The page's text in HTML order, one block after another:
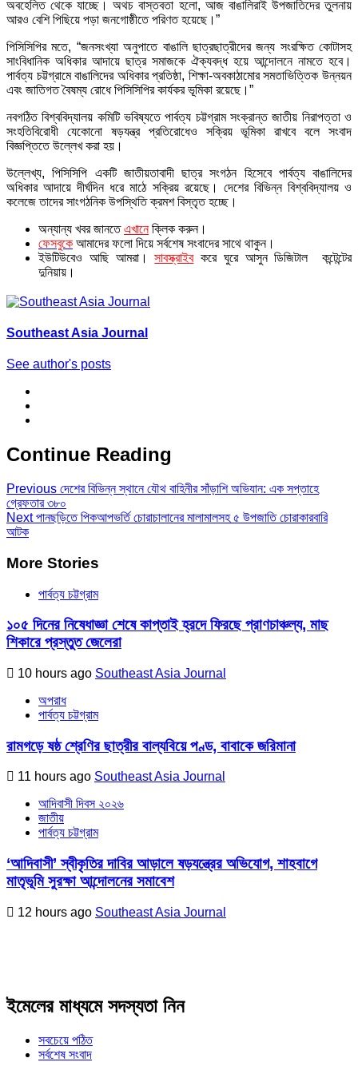
অবহেলিত থেকে যাচ্ছে। অথচ বাস্তবতা হলো, আজ বাঙালিরাই উপজাতিদের তুলনায়
আরও বেশি পিছিয়ে পড়া জনগোষ্ঠীতে পরিণত হয়েছে।”
পিসিসিপির মতে, “জনসংখ্যা অনুপাতে বাঙালি ছাত্রছাত্রীদের জন্য সংরক্ষিত কোটাসহ
সাংবিধানিক অধিকার আদায়ে ছাত্র সমাজকে ঐক্যবদ্ধ হয়ে আন্দোলনে নামতে হবে।
পার্বত্য চট্টগ্রামে বাঙালিদের অধিকার প্রতিষ্ঠা, শিক্ষা-অবকাঠামোর সমতাভিত্তিক উন্নয়ন
এবং জাতিগত বৈষম্য রোধে পিসিসিপির কার্যকর ভূমিকা রয়েছে।”
নবগঠিত বিশ্ববিদ্যালয় কমিটি ভবিষ্যতে পার্বত্য চট্টগ্রাম সংক্রান্ত জাতীয় নিরাপত্তা ও
সংহতিবিরোধী যেকোনো ষড়যন্ত্র প্রতিরোধেও সক্রিয় ভূমিকা রাখবে বলে সংবাদ
বিজ্ঞপ্তিতে উল্লেখ করা হয়।
উল্লেখ্য, পিসিসিপি একটি জাতীয়তাবাদী ছাত্র সংগঠন হিসেবে পার্বত্য বাঙালিদের
অধিকার আদায়ে দীর্ঘদিন ধরে মাঠে সক্রিয় রয়েছে। দেশের বিভিন্ন বিশ্ববিদ্যালয় ও
কলেজে তাদের সাংগঠনিক উপস্থিতি ক্রমশ বিস্তৃত হচ্ছে।
অন্যান্য খবর জানতে এখানে ক্লিক করুন।
ফেসবুকে আমাদের ফলো দিয়ে সর্বশেষ সংবাদের সাথে থাকুন।
ইউটিউবেও আছি আমরা।
সাবস্ক্রাইব করে ঘুরে আসুন ডিজিটাল কন্টেন্টের
দুনিয়ায়।
Southeast Asia Journal
See author's posts
Continue Reading
Previous দেশের বিভিন্ন স্থানে যৌথ বাহিনীর সাঁড়াশি অভিযান: এক সপ্তাহে
গ্রেফতার ৩৮০
Nextপানছড়িতে পিকআপভর্তি চোরাচালানের মালামালসহ ৫ উপজাতি চোরাকারবারি
আটক
More Stories
পার্বত্য চট্টগ্রাম
১০৫ দিনের নিষেধাজ্ঞা শেষে কাপ্তাই হ্রদে ফিরছে প্রাণচাঞ্চল্য, মাছ
শিকারে প্রস্তুত জেলেরা
10 hours ago Southeast Asia Journal
অপরাধ
পার্বত্য চট্টগ্রাম
রামগড়ে ষষ্ঠ শ্রেণির ছাত্রীর বাল্যবিয়ে পণ্ড, বাবাকে জরিমানা
11 hours ago Southeast Asia Journal
আদিবাসী দিবস ২০২৬
জাতীয়
পার্বত্য চট্টগ্রাম
‘আদিবাসী’ স্বীকৃতির দাবির আড়ালে ষড়যন্ত্রের অভিযোগ, শাহবাগে
মাতৃভূমি সুরক্ষা আন্দোলনের সমাবেশ
12 hours ago Southeast Asia Journal
ইমেলের মাধ্যমে সদস্যতা নিন
সবচেয়ে পঠিত
সর্বশেষ সংবাদ